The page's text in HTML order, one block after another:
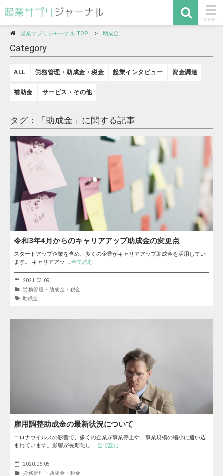
MENU
起業サプリジャーナル TOP 助成金
Category
ALL 労務管理・助成金・税金 起業インタビュー 資金調達
補助金 サービス・その他
タグ：「助成金」に関する記事
令和3年4月からのキャリアアップ助成金の変更点
スタートアップ企業を含め、多くの企業がキャリアアップ助成金を活用してい
ます。 キャリアアッ … 全て読む
2021.03.09
労務管理・助成金・税金
助成金
雇用調整助成金の最新状況について
コロナウイルスの影響で、多くの企業が事業停止や、事業規模の縮小に追い込
まれています。影響が長期化し … 全て読む
2020.06.05
労務管理・助成金・税金